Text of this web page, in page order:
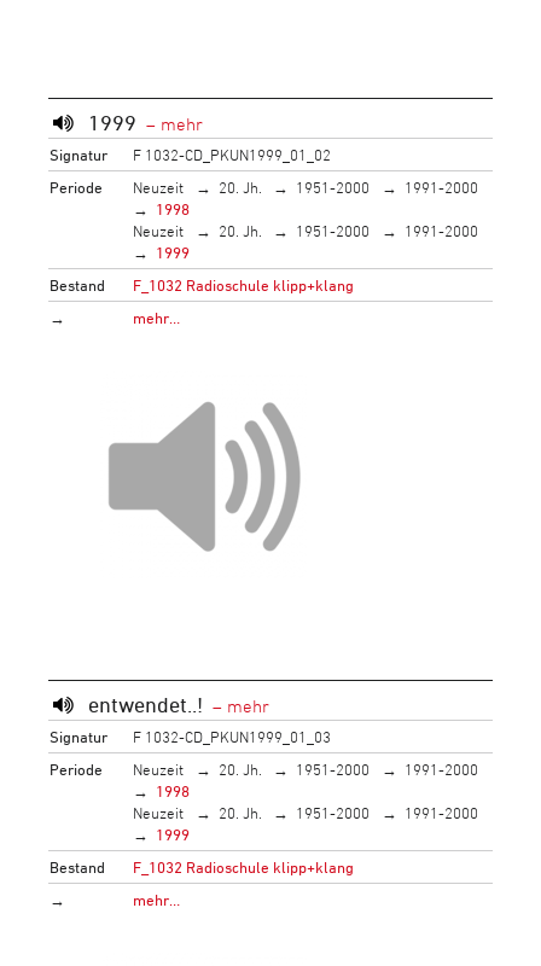
1999
Signatur
F 1032-CD_PKUN1999_01_02
Periode
Neuzeit 20. Jh. 1951-2000
1991-2000
1998
Neuzeit
20. Jh. 1951-2000
1991-2000
1999
Bestand
F_1032 Radioschule klipp+klang
→
mehr…
entwendet..!
Signatur
F 1032-CD_PKUN1999_01_03
Periode
Neuzeit 20. Jh. 1951-2000
1991-2000
1998
Neuzeit
20. Jh. 1951-2000
1991-2000
1999
Bestand
F_1032 Radioschule klipp+klang
→
mehr…